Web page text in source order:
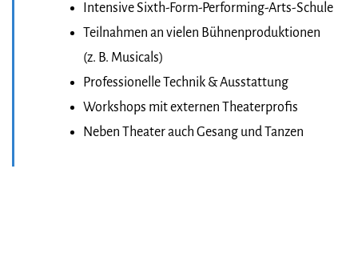
Intensive Sixth-Form-Performing-Arts-Schule
Teilnahmen an vielen Bühnenproduktionen
(z. B. Musicals)
Professionelle Technik & Ausstattung
Workshops mit externen Theaterprofis
Neben Theater auch Gesang und Tanzen